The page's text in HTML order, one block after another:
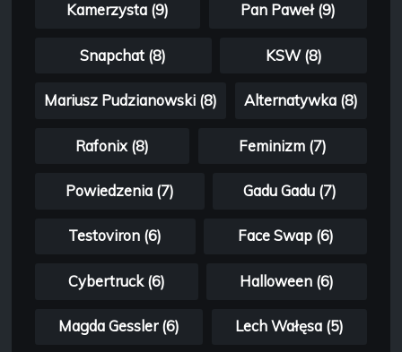
Kamerzysta (9) Pan Paweł (9)
Snapchat (8) KSW (8)
Mariusz Pudzianowski (8) Alternatywka (8)
Rafonix (8) Feminizm (7)
Powiedzenia (7) Gadu Gadu (7)
Testoviron (6) Face Swap (6)
Cybertruck (6) Halloween (6)
Magda Gessler (6) Lech Wałęsa (5)